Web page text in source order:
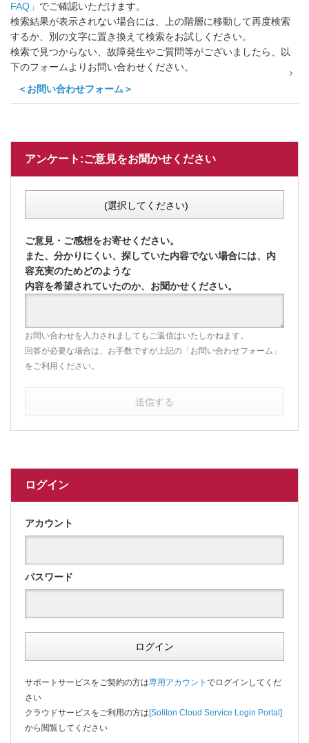
FAQ」 でご確認いただけます。
検索結果が表示されない場合には、上の階層に移動して再度検索
するか、別の文字に置き換えて検索をお試しください。
検索で見つからない、故障発生やご質問等がございましたら、以
下のフォームよりお問い合わせください。
＜お問い合わせフォーム＞
アンケート:ご意見をお聞かせください
(選択してください)
ご意見・ご感想をお寄せください。
また、分かりにくい、探していた内容でない場合には、内
容充実のためどのような
内容を希望されていたのか、お聞かせください。
お問い合わせを入力されましてもご返信はいたしかねます。
回答が必要な場合は、お手数ですが上記の「お問い合わせフォーム」
をご利用ください。
送信する
ログイン
アカウント
パスワード
ログイン
サポートサービスをご契約の方は専用アカウント でログインしてくだ
さい
クラウドサービスをご利用の方は[Soliton Cloud Service Login Portal]
から閲覧してください